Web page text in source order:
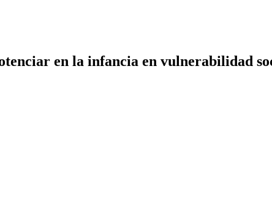
en la infancia en vulnerabilidad